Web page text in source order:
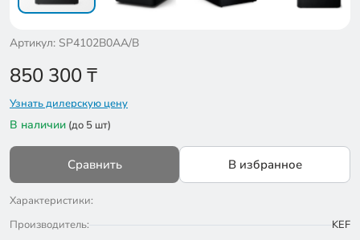
Артикул: SP4102B0AA/B
850 300₸
Узнать дилерскую цену
В наличии (до 5 шт)
Сравнить В избранное
Характеристики:
Производитель:
KEF